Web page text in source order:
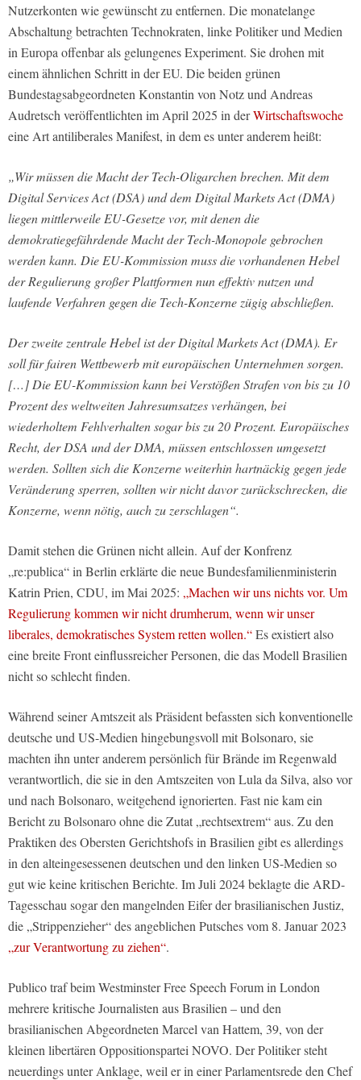
Nutzerkonten wie gewünscht zu entfernen. Die monatelange
Abschaltung betrachten Technokraten, linke Politiker und Medien
in Europa offenbar als gelungenes Experiment. Sie drohen mit
einem ähnlichen Schritt in der EU. Die beiden grünen
Bundestagsabgeordneten Konstantin von Notz und Andreas
Audretsch veröffentlichten im April 2025 in derWirtschaftswoche
eine Art antiliberales Manifest, in dem es unter anderem heißt:
„Wir müssen die Macht der Tech-Oligarchen brechen. Mit dem
Digital Services Act (DSA) und dem Digital Markets Act (DMA)
liegen mittlerweile EU-Gesetze vor, mit denen die
demokratiegefährdende Macht der Tech-Monopole gebrochen
werden kann. Die EU-Kommission muss die vorhandenen Hebel
der Regulierung großer Plattformen nun effektiv nutzen und
laufende Verfahren gegen die Tech-Konzerne zügig abschließen.
Der zweite zentrale Hebel ist der Digital Markets Act (DMA). Er
soll für fairen Wettbewerb mit europäischen Unternehmen sorgen.
[…] Die EU-Kommission kann bei Verstößen Strafen von bis zu 10
Prozent des weltweiten Jahresumsatzes verhängen, bei
wiederholtem Fehlverhalten sogar bis zu 20 Prozent. Europäisches
Recht, der DSA und der DMA, müssen entschlossen umgesetzt
werden. Sollten sich die Konzerne weiterhin hartnäckig gegen jede
Veränderung sperren, sollten wir nicht davor zurückschrecken, die
Konzerne, wenn nötig, auch zu zerschlagen“.
Damit stehen die Grünen nicht allein. Auf der Konfrenz
„re:publica“ in Berlin erklärte die neue Bundesfamilienministerin
Katrin Prien, CDU, im Mai 2025: „Machen wir uns nichts vor. Um
Regulierung kommen wir nicht drumherum, wenn wir unser
liberales, demokratisches System retten wollen.“Es existiert also
eine breite Front einflussreicher Personen, die das Modell Brasilien
nicht so schlecht finden.
Während seiner Amtszeit als Präsident befassten sich konventionelle
deutsche und US-Medien hingebungsvoll mit Bolsonaro, sie
machten ihn unter anderem persönlich für Brände im Regenwald
verantwortlich, die sie in den Amtszeiten von Lula da Silva, also vor
und nach Bolsonaro, weitgehend ignorierten. Fast nie kam ein
Bericht zu Bolsonaro ohne die Zutat „rechtsextrem“ aus. Zu den
Praktiken des Obersten Gerichtshofs in Brasilien gibt es allerdings
in den alteingesessenen deutschen und den linken US-Medien so
gut wie keine kritischen Berichte. Im Juli 2024 beklagte die ARD-
Tagesschau sogar den mangelnden Eifer der brasilianischen Justiz,
die „Strippenzieher“ des angeblichen Putsches vom 8. Januar 2023
„zur Verantwortung zu ziehen“.
Publico traf beim Westminster Free Speech Forum in London
mehrere kritische Journalisten aus Brasilien – und den
brasilianischen Abgeordneten Marcel van Hattem, 39, von der
kleinen libertären Oppositionspartei NOVO. Der Politiker steht
neuerdings unter Anklage, weil er in einer Parlamentsrede den Chef